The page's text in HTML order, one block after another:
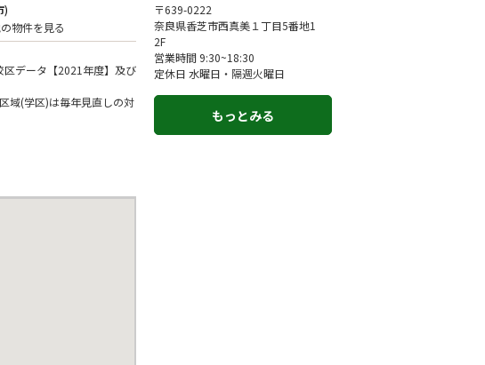
)
物件を見る
区データ【2021年度】及び
域(学区)は毎年見直しの対
〒639-0222
奈良県香芝市西真美１丁目5番地1
2F
営業時間 9:30~18:30
定休日 水曜日・隔週火曜日
もっとみる